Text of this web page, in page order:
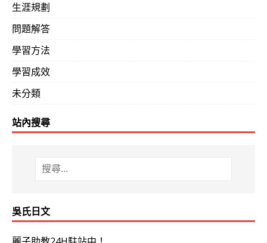
生涯規劃
問題解答
學習方法
學習成效
未分類
站內搜尋
吳氏日文